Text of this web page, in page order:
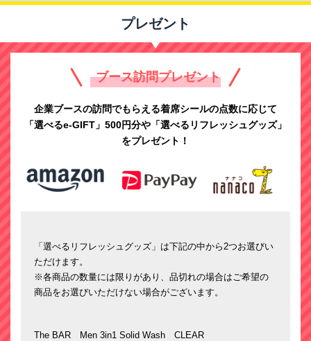
プレゼント
ブース訪問プレゼント
企業ブースの訪問でもらえる着席シールの点数に応じて
「選べるe-GIFT」500円分や「選べるリフレッシュグッズ」
をプレゼント！
「選べるリフレッシュグッズ」は下記の中から2つお選びい
ただけます。
※各商品の数量には限りがあり、品切れの場合はご希望の
商品をお選びいただけない場合がございます。
The BAR Men 3in1 Solid Wash CLEAR